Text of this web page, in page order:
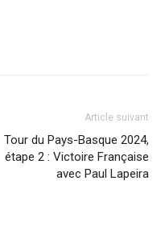
Article suivant
Tour du Pays-Basque 2024,
étape 2 : Victoire Française
avec Paul Lapeira